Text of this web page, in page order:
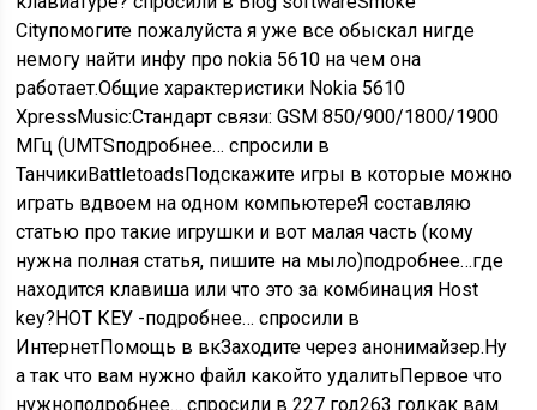
Cityпомогите пожалуйста я уже все обыскал нигде
немогу найти инфу про nokia 5610 на чем она
работает.Общие характеристики Nokia 5610
XpressMusic:Стандарт связи: GSM 850/900/1800/1900
МГц (UMTSподробнее… спросили в
ТанчикиBattletoadsПодскажите игры в которые можно
играть вдвоем на одном компьютереЯ составляю
статью про такие игрушки и вот малая часть (кому
нужна полная статья, пишите на мыло)подробнее…где
находится клавиша или что это за комбинация Host
key?НОТ КЕУ -подробнее… спросили в
ИнтернетПомощь в вкЗаходите через анонимайзер.Ну
а так что вам нужно файл какойто удалитьПервое что
нужноподробнее… спросили в 227 год263 годкак вам